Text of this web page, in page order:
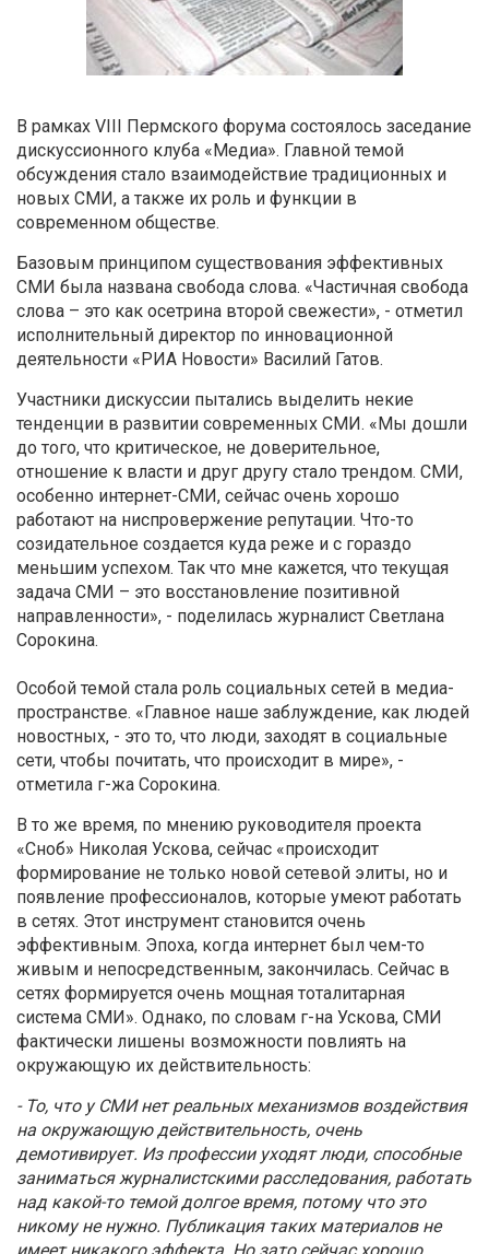
В рамках VIII Пермского форума состоялось заседание
дискуссионного клуба «Медиа». Главной темой
обсуждения стало взаимодействие традиционных и
новых СМИ, а также их роль и функции в
современном обществе.
Базовым принципом существования эффективных
СМИ была названа свобода слова. «Частичная свобода
слова – это как осетрина второй свежести», - отметил
исполнительный директор по инновационной
деятельности «РИА Новости» Василий Гатов.
Участники дискуссии пытались выделить некие
тенденции в развитии современных СМИ. «Мы дошли
до того, что критическое, не доверительное,
отношение к власти и друг другу стало трендом. СМИ,
особенно интернет-СМИ, сейчас очень хорошо
работают на ниспровержение репутации. Что-то
созидательное создается куда реже и с гораздо
меньшим успехом. Так что мне кажется, что текущая
задача СМИ – это восстановление позитивной
направленности», - поделилась журналист Светлана
Сорокина.
Особой темой стала роль социальных сетей в медиа-
пространстве. «Главное наше заблуждение, как людей
новостных, - это то, что люди, заходят в социальные
сети, чтобы почитать, что происходит в мире», -
отметила г-жа Сорокина.
В то же время, по мнению руководителя проекта
«Сноб» Николая Ускова, сейчас «происходит
формирование не только новой сетевой элиты, но и
появление профессионалов, которые умеют работать
в сетях. Этот инструмент становится очень
эффективным. Эпоха, когда интернет был чем-то
живым и непосредственным, закончилась. Сейчас в
сетях формируется очень мощная тоталитарная
система СМИ». Однако, по словам г-на Ускова, СМИ
фактически лишены возможности повлиять на
окружающую их действительность:
- То, что у СМИ нет реальных механизмов воздействия
на окружающую действительность, очень
демотивирует. Из профессии уходят люди, способные
заниматься журналистскими расследования, работать
над какой-то темой долгое время, потому что это
никому не нужно. Публикация таких материалов не
имеет никакого эффекта. Но зато сейчас хорошо